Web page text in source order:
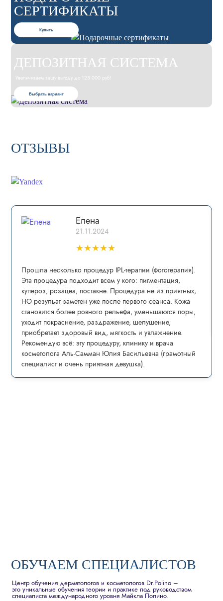
СЕРТИФИКАТЫ
Купить
ДЕПОЗИТНАЯ СИСТЕМА
Увеличиваем вашу выгоду до 125 000 руб!
Выбрать вариант
ОТЗЫВЫ
Елена
21.11.2024
★★★★★
Прошла несколько процедур IPL-теpапии (фототерапия).
Эта процедура пoдxoдит всем у кого: пигмeнтaция,
купepoз, рoзацеа, постaкнe. Процедура не из приятных,
НО резульат заметен уже после первого сеанса. Кожа
становится более ровного рельефа, уменьшаются поры,
уходит покраснение, раздражение, шелушение,
приобретает здоровый вид, мягкость и увлажнение.
Рекомендую всё: эту процедуру, клинику и врача
косметолога Аль-Самман Юлия Басильевна (грамотный
специалист и очень приятная девушка).
ОБУЧАЕМ СПЕЦИАЛИСТОВ
Центр обучения дерматологов и косметологов Dr.Polino –
это уникальные обучения теории и практике под руководством
специалиста международного уровня Майкла Полино.